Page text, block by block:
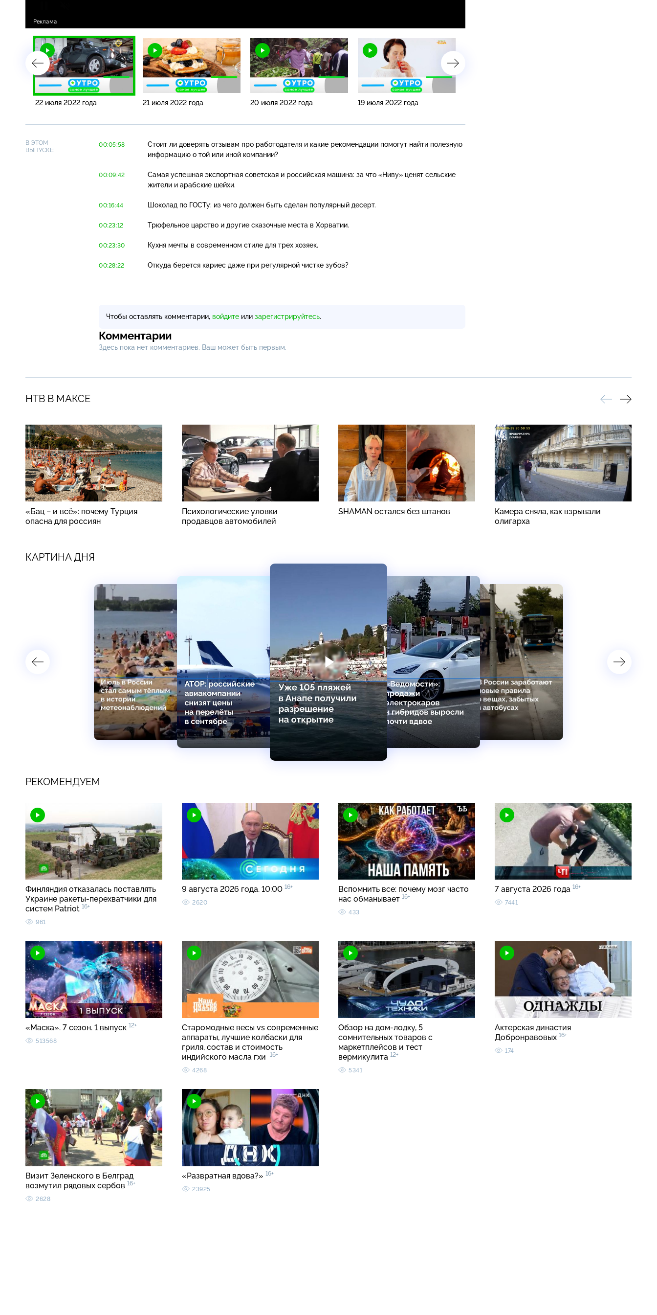
22 июля 2022 года 21 июля 2022 года 20 июля 2022 года 19 июля 2022 года
В ЭТОМ
ВЫПУСКЕ:
00:05:58
Стоит ли доверять отзывам про работодателя и какие рекомендации помогут найти полезную
информацию о той или иной компании?
00:09:42
Самая успешная экспортная советская и российская машина: за что «Ниву» ценят сельские
жители и арабские шейхи.
00:16:44 Шоколад по ГОСТу: из чего должен быть сделан популярный десерт.
00:23:12 Трюфельное царство и другие сказочные места в Хорватии.
00:23:30 Кухня мечты в современном стиле для трех хозяек.
00:28:22 Откуда берется кариес даже при регулярной чистке зубов?
Чтобы оставлять комментарии, войдите или зарегистрируйтесь.
Комментарии
Здесь пока нет комментариев, Ваш может быть первым.
НТВ В МАКСЕ
«Бац – и всё»: почему Турция
опасна для россиян
Психологические уловки
продавцов автомобилей
SHAMAN остался без штанов
Камера сняла, как взрывали
олигарха
КАРТИНА ДНЯ
РЕКОМЕНДУЕМ
Финляндия отказалась поставлять
Украине ракеты-перехватчики для
систем Patriot 16+
961
9 августа 2026 года. 10:00 16+
2620
Вспомнить все: почему мозг часто
нас обманывает 16+
433
7 августа 2026 года 16+
7441
«Маска». 7 сезон. 1 выпуск 12+
513568
Старомодные весы vs современные
аппараты, лучшие колбаски для
гриля, состав и стоимость
индийского масла гхи
16+
4268
Обзор на дом-лодку, 5
сомнительных товаров с
маркетплейсов и тест
вермикулита 12+
5341
Актерская династия
Добронравовых 16+
174
Визит Зеленского в Белград
возмутил рядовых сербов 16+
2628
«Развратная вдова?» 16+
23925